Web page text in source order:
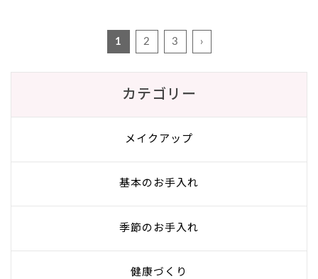
1 2 3 ›
カテゴリー
メイクアップ
基本のお手入れ
季節のお手入れ
健康づくり